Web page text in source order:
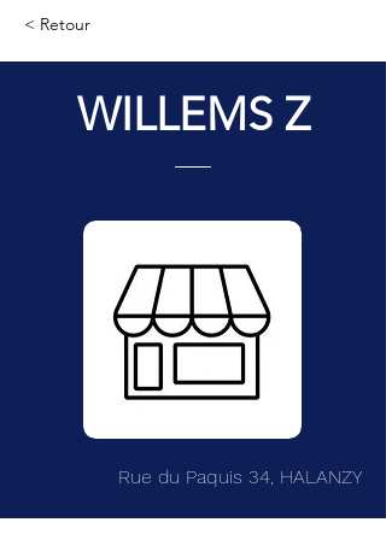
< Retour
WILLEMS Z
Rue du Paquis 34, HALANZY